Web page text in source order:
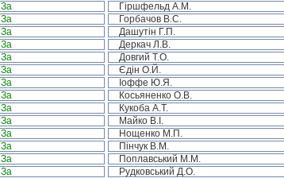
За Гіршфельд А.М.
За Горбачов В.С.
За Дашутін Г.П.
За Деркач Л.В.
За Довгий Т.О.
За Єдін О.Й.
За Іоффе Ю.Я.
За Косьяненко О.В.
За Кукоба А.Т.
За Майко В.І.
За Нощенко М.П.
За Пінчук В.М.
За Поплавський М.М.
За Рудковський Д.О.